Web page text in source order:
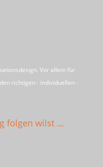
Vor allem für
richtigen - individuellen -
folgen wilst …